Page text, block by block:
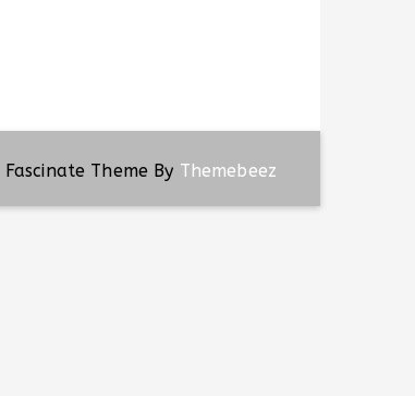
Fascinate Theme By Themebeez